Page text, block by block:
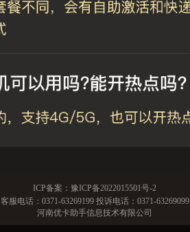
ICP备案： 豫ICP备2022015501号-2
客服电话： 0371-63269199投诉电话： 0371-63269099
河南优卡助手信息技术有限公司